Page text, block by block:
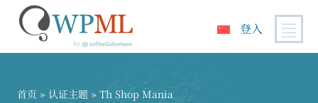
登入
首页 » 认证主题 » Th Shop Mania